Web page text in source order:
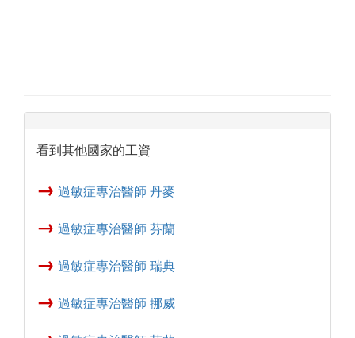
看到其他國家的工資
→ 過敏症專治醫師 丹麥
→ 過敏症專治醫師 芬蘭
→ 過敏症專治醫師 瑞典
→ 過敏症專治醫師 挪威